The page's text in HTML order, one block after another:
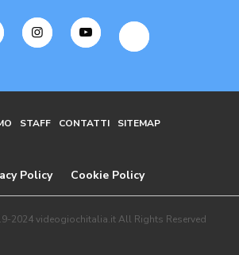
STAFF CONTATTI SITEMAP
Policy Cookie Policy
2024 videogiochitalia.it All Rights Reserved